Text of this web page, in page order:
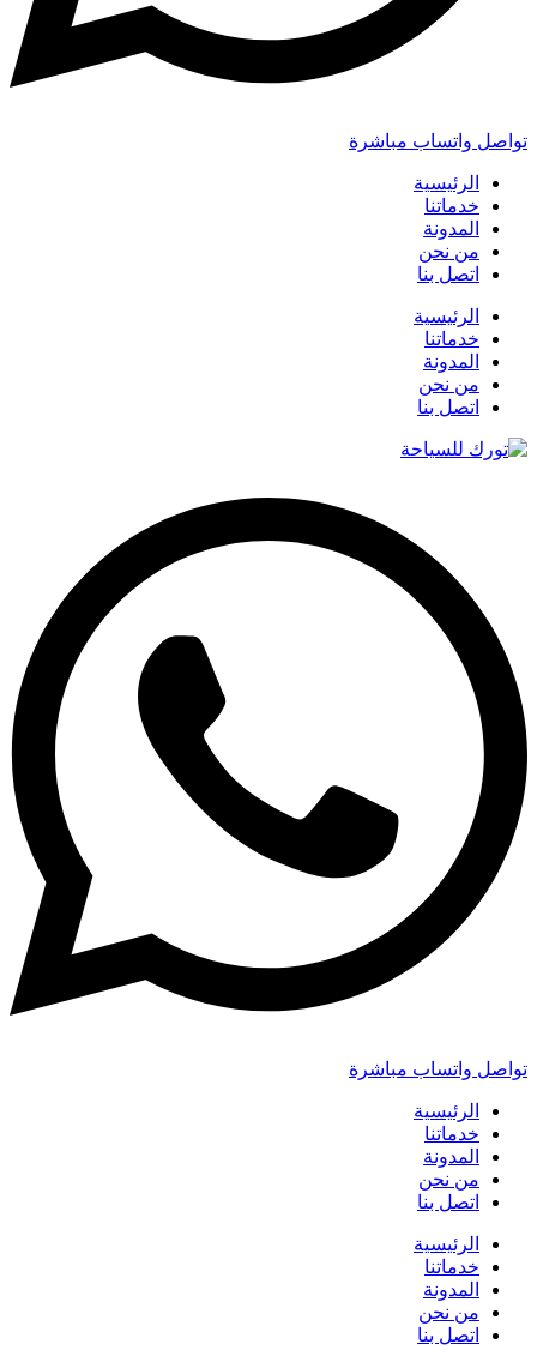
تواصل واتساب مباشرة
الرئيسية
خدماتنا
المدونة
من نحن
اتصل بنا
الرئيسية
خدماتنا
المدونة
من نحن
اتصل بنا
تواصل واتساب مباشرة
الرئيسية
خدماتنا
المدونة
من نحن
اتصل بنا
الرئيسية
خدماتنا
المدونة
من نحن
اتصل بنا